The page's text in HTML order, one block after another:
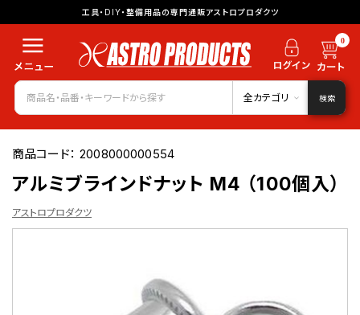
工具・DIY・整備用品の専門通販アストロプロダクツ
0
全カテゴリ 検索
商品コード：2008000000554
アルミブラインドナット M4 （100個入）
アストロプロダクツ